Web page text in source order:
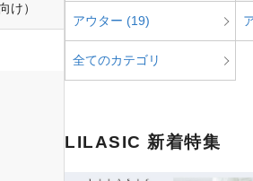
け）
アウター (19)
全てのカテゴリ
LILASIC 新着特集